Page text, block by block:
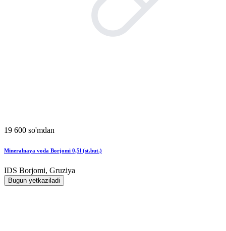
19 600 so'mdan
Mineralnaya voda Borjomi 0,5l (st.but.)
IDS Borjomi, Gruziya
Bugun yetkaziladi